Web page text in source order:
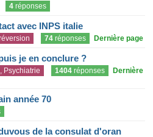
4 réponses
avec INPS italie
74 réponses Dernière page
je en conclure ?
Psychiatrie 1404 réponses
Dernière
année 70
de la consulat d'oran